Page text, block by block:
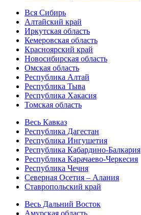
Вся Сибирь
Алтайский край
Иркутская область
Кемеровская область
Красноярский край
Новосибирская область
Омская область
Республика Алтай
Республика Тыва
Республика Хакасия
Томская область
Весь Кавказ
Республика Дагестан
Республика Ингушетия
Республика Кабардино-Балкария
Республика Карачаево-Черкесия
Республика Чечня
Северная Осетия – Алания
Ставропольский край
Весь Дальний Восток
Амурская область